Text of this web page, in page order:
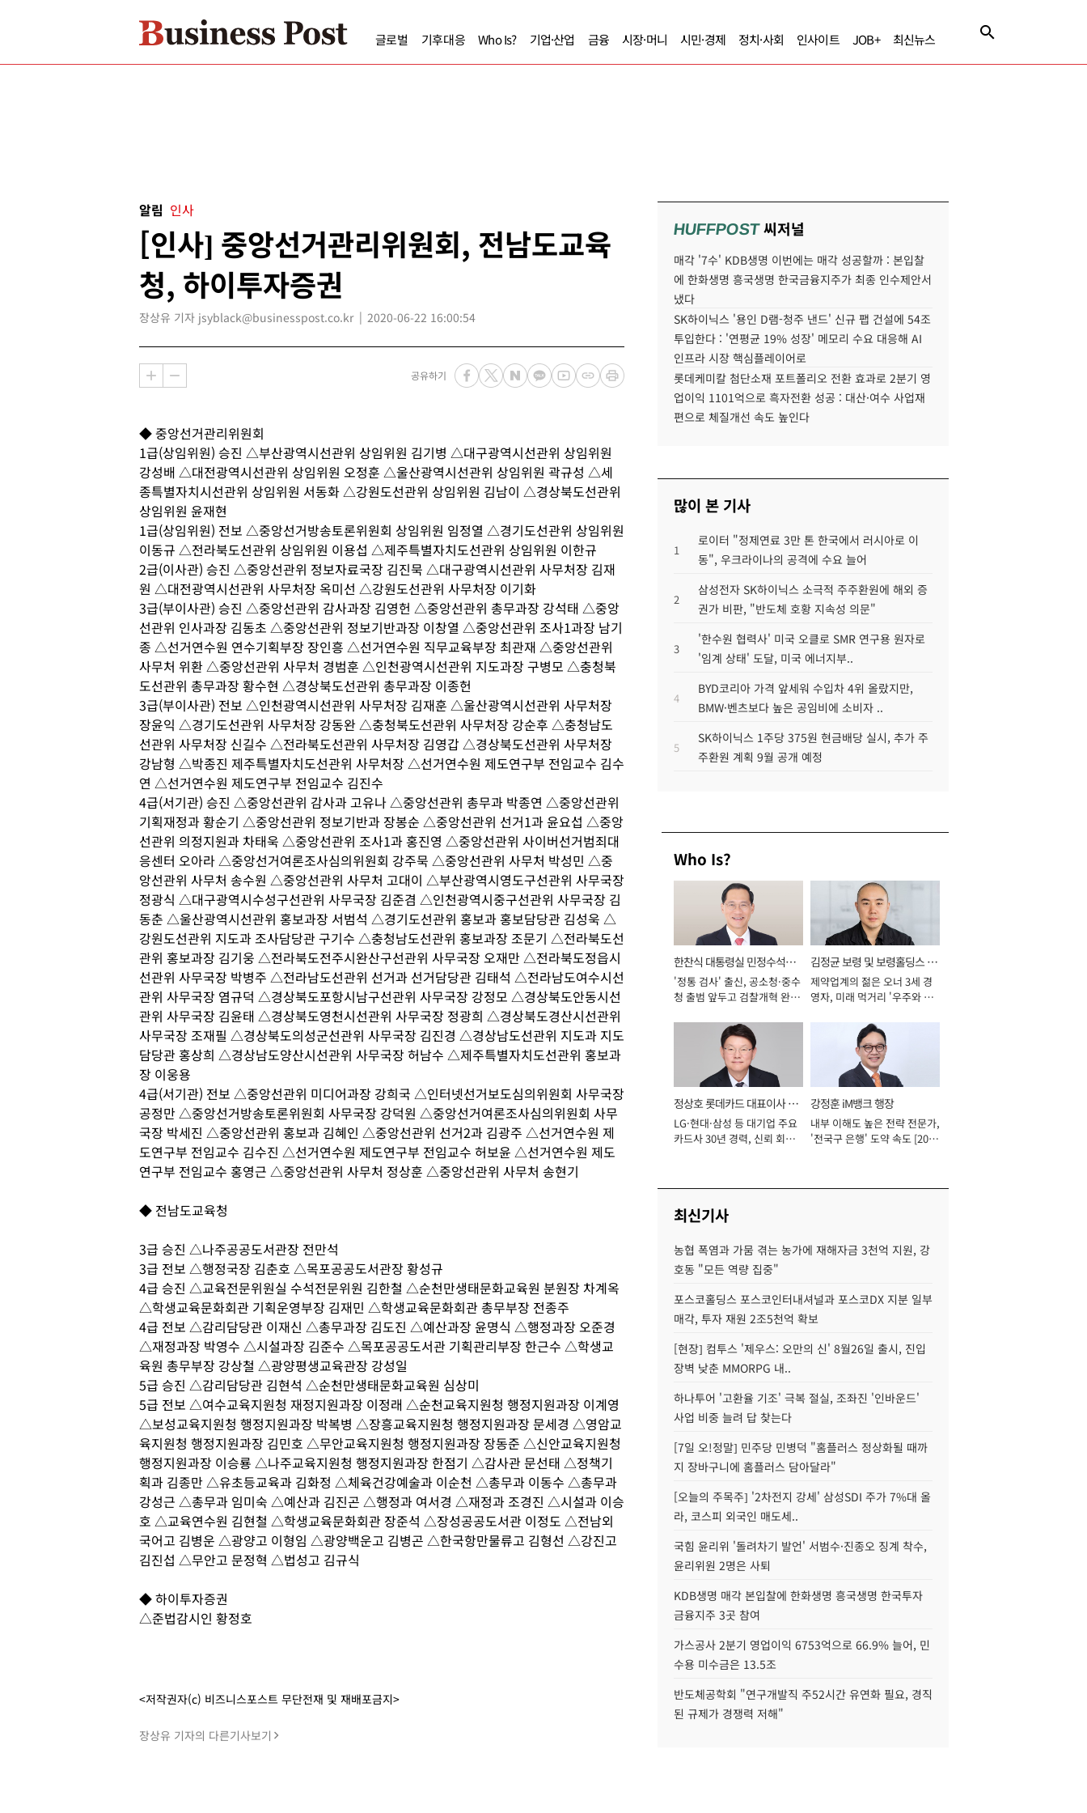
글로벌 기후대응 Who Is? 기업·산업 금융 시장·머니 시민·경제 정치·사회 인사이트 JOB+ 최신뉴스
알림 인사
[인사] 중앙선거관리위원회, 전남도교육
청, 하이투자증권
장상유 기자 jsyblack@businesspost.co.kr 2020-06-22 16:00:54
공유하기
◆ 중앙선거관리위원회
1급(상임위원) 승진 △부산광역시선관위 상임위원 김기병 △대구광역시선관위 상임위원
강성배 △대전광역시선관위 상임위원 오정훈 △울산광역시선관위 상임위원 곽규성 △세
종특별자치시선관위 상임위원 서동화 △강원도선관위 상임위원 김남이 △경상북도선관위
상임위원 윤재현
1급(상임위원) 전보 △중앙선거방송토론위원회 상임위원 임정열 △경기도선관위 상임위원
이동규 △전라북도선관위 상임위원 이용섭 △제주특별자치도선관위 상임위원 이한규
2급(이사관) 승진 △중앙선관위 정보자료국장 김진묵 △대구광역시선관위 사무처장 김재
원 △대전광역시선관위 사무처장 옥미선 △강원도선관위 사무처장 이기화
3급(부이사관) 승진 △중앙선관위 감사과장 김영헌 △중앙선관위 총무과장 강석태 △중앙
선관위 인사과장 김동초 △중앙선관위 정보기반과장 이창열 △중앙선관위 조사1과장 남기
종 △선거연수원 연수기획부장 장인흥 △선거연수원 직무교육부장 최관재 △중앙선관위
사무처 위환 △중앙선관위 사무처 경범훈 △인천광역시선관위 지도과장 구병모 △충청북
도선관위 총무과장 황수현 △경상북도선관위 총무과장 이종헌
3급(부이사관) 전보 △인천광역시선관위 사무처장 김재훈 △울산광역시선관위 사무처장
장윤익 △경기도선관위 사무처장 강동완 △충청북도선관위 사무처장 강순후 △충청남도
선관위 사무처장 신길수 △전라북도선관위 사무처장 김영갑 △경상북도선관위 사무처장
강남형 △박종진 제주특별자치도선관위 사무처장 △선거연수원 제도연구부 전임교수 김수
연 △선거연수원 제도연구부 전임교수 김진수
4급(서기관) 승진 △중앙선관위 감사과 고유나 △중앙선관위 총무과 박종연 △중앙선관위
기획재정과 황순기 △중앙선관위 정보기반과 장봉순 △중앙선관위 선거1과 윤요섭 △중앙
선관위 의정지원과 차태욱 △중앙선관위 조사1과 홍진영 △중앙선관위 사이버선거범죄대
응센터 오아라 △중앙선거여론조사심의위원회 강주묵 △중앙선관위 사무처 박성민 △중
앙선관위 사무처 송수원 △중앙선관위 사무처 고대이 △부산광역시영도구선관위 사무국장
정광식 △대구광역시수성구선관위 사무국장 김준겸 △인천광역시중구선관위 사무국장 김
동춘 △울산광역시선관위 홍보과장 서범석 △경기도선관위 홍보과 홍보담당관 김성욱 △
강원도선관위 지도과 조사담당관 구기수 △충청남도선관위 홍보과장 조문기 △전라북도선
관위 홍보과장 김기웅 △전라북도전주시완산구선관위 사무국장 오재만 △전라북도정읍시
선관위 사무국장 박병주 △전라남도선관위 선거과 선거담당관 김태석 △전라남도여수시선
관위 사무국장 염규덕 △경상북도포항시남구선관위 사무국장 강정모 △경상북도안동시선
관위 사무국장 김윤태 △경상북도영천시선관위 사무국장 정광희 △경상북도경산시선관위
사무국장 조재필 △경상북도의성군선관위 사무국장 김진경 △경상남도선관위 지도과 지도
담당관 홍상희 △경상남도양산시선관위 사무국장 허남수 △제주특별자치도선관위 홍보과
장 이웅용
4급(서기관) 전보 △중앙선관위 미디어과장 강희국 △인터넷선거보도심의위원회 사무국장
공정만 △중앙선거방송토론위원회 사무국장 강덕원 △중앙선거여론조사심의위원회 사무
국장 박세진 △중앙선관위 홍보과 김혜인 △중앙선관위 선거2과 김광주 △선거연수원 제
도연구부 전임교수 김수진 △선거연수원 제도연구부 전임교수 허보윤 △선거연수원 제도
연구부 전임교수 홍영근 △중앙선관위 사무처 정상훈 △중앙선관위 사무처 송현기
◆ 전남도교육청
3급 승진 △나주공공도서관장 전만석
3급 전보 △행정국장 김춘호 △목포공공도서관장 황성규
4급 승진 △교육전문위원실 수석전문위원 김한철 △순천만생태문화교육원 분원장 차계옥
△학생교육문화회관 기획운영부장 김재민 △학생교육문화회관 총무부장 전종주
4급 전보 △감리담당관 이재신 △총무과장 김도진 △예산과장 윤명식 △행정과장 오준경
△재정과장 박영수 △시설과장 김준수 △목포공공도서관 기획관리부장 한근수 △학생교
육원 총무부장 강상철 △광양평생교육관장 강성일
5급 승진 △감리담당관 김현석 △순천만생태문화교육원 심상미
5급 전보 △여수교육지원청 재정지원과장 이정래 △순천교육지원청 행정지원과장 이계영
△보성교육지원청 행정지원과장 박복병 △장흥교육지원청 행정지원과장 문세경 △영암교
육지원청 행정지원과장 김민호 △무안교육지원청 행정지원과장 장동준 △신안교육지원청
행정지원과장 이승룡 △나주교육지원청 행정지원과장 한점기 △감사관 문선태 △정책기
획과 김종만 △유초등교육과 김화정 △체육건강예술과 이순천 △총무과 이동수 △총무과
강성근 △총무과 임미숙 △예산과 김진곤 △행정과 여서경 △재정과 조경진 △시설과 이승
호 △교육연수원 김현철 △학생교육문화회관 장준석 △장성공공도서관 이정도 △전남외
국어고 김병운 △광양고 이형임 △광양백운고 김병곤 △한국항만물류고 김형선 △강진고
김진섭 △무안고 문정혁 △법성고 김규식
◆ 하이투자증권
△준법감시인 황정호
<저작권자(c) 비즈니스포스트 무단전재 및 재배포금지>
장상유 기자의 다른기사보기
HUFFPOST씨저널
매각 '7수' KDB생명 이번에는 매각 성공할까 : 본입찰
에 한화생명 흥국생명 한국금융지주가 최종 인수제안서
냈다
SK하이닉스 '용인 D램-청주 낸드' 신규 팹 건설에 54조
투입한다 : '연평균 19% 성장' 메모리 수요 대응해 AI
인프라 시장 핵심플레이어로
롯데케미칼 첨단소재 포트폴리오 전환 효과로 2분기 영
업이익 1101억으로 흑자전환 성공 : 대산·여수 사업재
편으로 체질개선 속도 높인다
많이 본 기사
1
로이터 "정제연료 3만 톤 한국에서 러시아로 이
동", 우크라이나의 공격에 수요 늘어
2
삼성전자 SK하이닉스 소극적 주주환원에 해외 증
권가 비판, "반도체 호황 지속성 의문"
3
'한수원 협력사' 미국 오클로 SMR 연구용 원자로
'임계 상태' 도달, 미국 에너지부..
4
BYD코리아 가격 앞세워 수입차 4위 올랐지만,
BMW·벤츠보다 높은 공임비에 소비자 ..
5
SK하이닉스 1주당 375원 현금배당 실시, 추가 주
주환원 계획 9월 공개 예정
Who Is?
한찬식 대통령실 민정수석비
서관
'정통 검사' 출신, 공소청·중수
청 출범 앞두고 검찰개혁 완수
김정균 보령 및 보령홀딩스 대
표이사 사장
제약업계의 젊은 오너 3세 경
영자, 미래 먹거리 '우주와 헬
정상호 롯데카드 대표이사 사
장
LG·현대·삼성 등 대기업 주요
카드사 30년 경력, 신뢰 회복
강정훈 iM뱅크 행장
내부 이해도 높은 전략 전문가,
'전국구 은행' 도약 속도 [2026
최신기사
농협 폭염과 가뭄 겪는 농가에 재해자금 3천억 지원, 강
호동 "모든 역량 집중"
포스코홀딩스 포스코인터내셔널과 포스코DX 지분 일부
매각, 투자 재원 2조5천억 확보
[현장] 컴투스 '제우스: 오만의 신' 8월26일 출시, 진입
장벽 낮춘 MMORPG 내..
하나투어 '고환율 기조' 극복 절실, 조좌진 '인바운드'
사업 비중 늘려 답 찾는다
[7일 오!정말] 민주당 민병덕 "홈플러스 정상화될 때까
지 장바구니에 홈플러스 담아달라"
[오늘의 주목주] '2차전지 강세' 삼성SDI 주가 7%대 올
라, 코스피 외국인 매도세..
국힘 윤리위 '돌려차기 발언' 서범수·진종오 징계 착수,
윤리위원 2명은 사퇴
KDB생명 매각 본입찰에 한화생명 흥국생명 한국투자
금융지주 3곳 참여
가스공사 2분기 영업이익 6753억으로 66.9% 늘어, 민
수용 미수금은 13.5조
반도체공학회 "연구개발직 주52시간 유연화 필요, 경직
된 규제가 경쟁력 저해"